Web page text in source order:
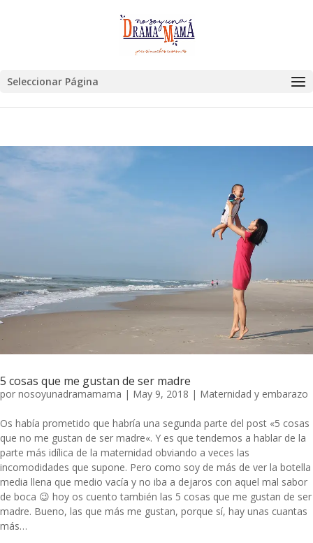
Seleccionar Página
5 cosas que me gustan de ser madre
por nosoyunadramamama | May 9, 2018 | Maternidad y embarazo
Os había prometido que habría una segunda parte del post «5 cosas
que no me gustan de ser madre«. Y es que tendemos a hablar de la
parte más idílica de la maternidad obviando a veces las
incomodidades que supone. Pero como soy de más de ver la botella
media llena que medio vacía y no iba a dejaros con aquel mal sabor
de boca 😉 hoy os cuento también las 5 cosas que me gustan de ser
madre. Bueno, las que más me gustan, porque sí, hay unas cuantas
más…